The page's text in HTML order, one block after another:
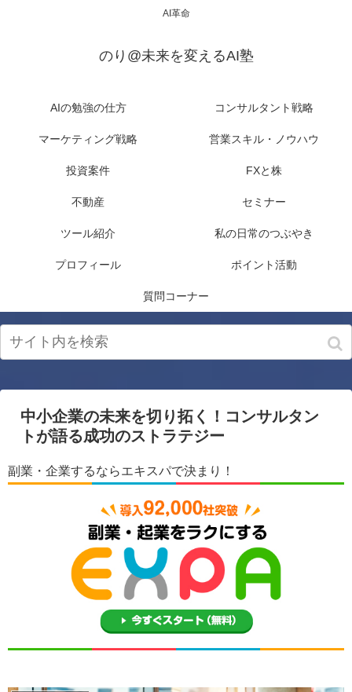
AI革命
のり@未来を変えるAI塾
AIの勉強の仕方 コンサルタント戦略
マーケティング戦略 営業スキル・ノウハウ
投資案件 FXと株
不動産 セミナー
ツール紹介 私の日常のつぶやき
プロフィール ポイント活動
質問コーナー
中小企業の未来を切り拓く！コンサルタン
トが語る成功のストラテジー
副業・企業するならエキスパで決まり！